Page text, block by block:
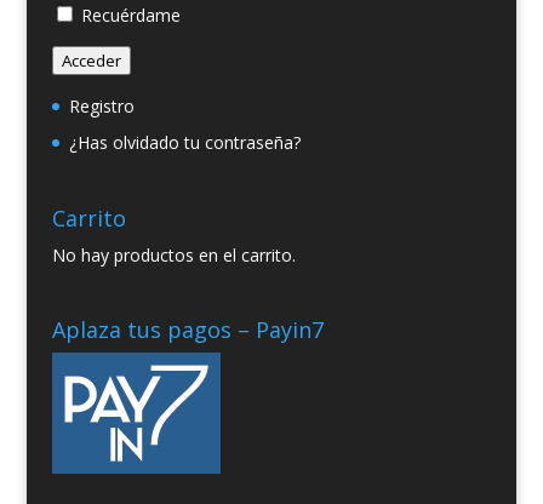
Recuérdame
Acceder
Registro
¿Has olvidado tu contraseña?
Carrito
No hay productos en el carrito.
Aplaza tus pagos – Payin7